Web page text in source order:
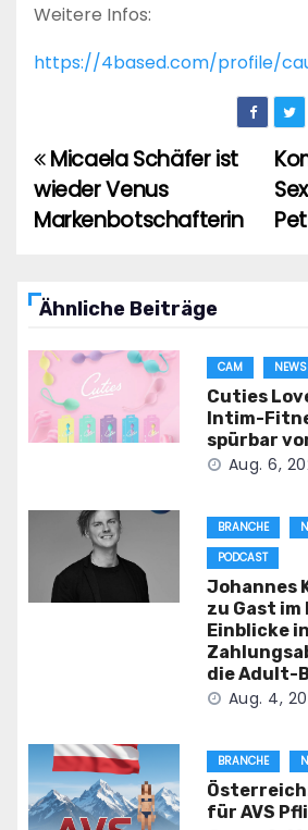
Weitere Infos:
https://4based.com/profile/
Micaela Schäfer ist
wieder Venus
Markenbotschafterin
Ähnliche Beiträge
CAM NEWS
Cuties
Intim-
spürbar
Aug. 6,
BRANCHE
PODCAST
Johannes
zu Gast im
Einblicke in
die Adult-
Aug. 4,
BRANCHE
für AVS